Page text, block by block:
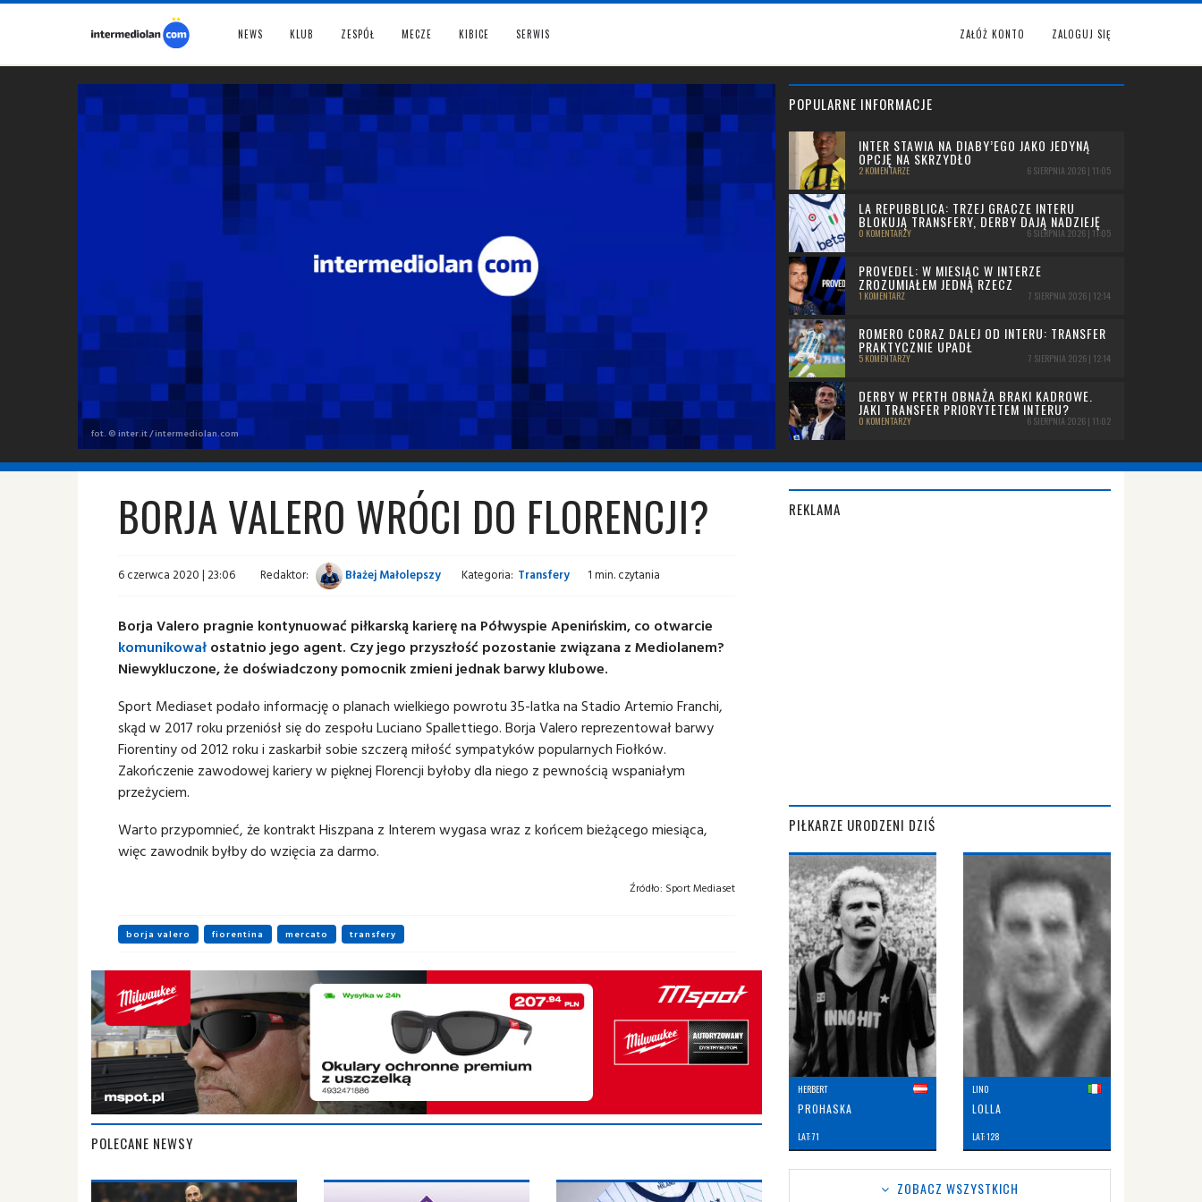
NEWS KLUB ZESPÓŁ MECZE KIBICE SERWIS ZAŁÓŻ KONTO ZALOGUJ SIĘ
fot. © inter.it / intermediolan.com
POPULARNE INFORMACJE
INTER STAWIA NA DIABY’EGO JAKO JEDYNĄ
OPCJĘ NA SKRZYDŁO
2 KOMENTARZE 6 SIERPNIA 2026 | 11:05
LA REPUBBLICA: TRZEJ GRACZE INTERU
BLOKUJĄ TRANSFERY, DERBY DAJĄ NADZIEJĘ
0 KOMENTARZY 6 SIERPNIA 2026 | 11:05
PROVEDEL: W MIESIĄC W INTERZE
ZROZUMIAŁEM JEDNĄ RZECZ
1 KOMENTARZ 7 SIERPNIA 2026 | 12:14
ROMERO CORAZ DALEJ OD INTERU: TRANSFER
PRAKTYCZNIE UPADŁ
5 KOMENTARZY 7 SIERPNIA 2026 | 12:14
DERBY W PERTH OBNAŻA BRAKI KADROWE.
JAKI TRANSFER PRIORYTETEM INTERU?
0 KOMENTARZY 6 SIERPNIA 2026 | 11:02
BORJA VALERO WRÓCI DO FLORENCJI?
6 czerwca 2020 | 23:06 Redaktor: Błażej Małolepszy Kategoria: Transfery 1 min. czytania
Borja Valero pragnie kontynuować piłkarską karierę na Półwyspie Apenińskim, co otwarcie
komunikował ostatnio jego agent. Czy jego przyszłość pozostanie związana z Mediolanem?
Niewykluczone, że doświadczony pomocnik zmieni jednak barwy klubowe.
Sport Mediaset podało informację o planach wielkiego powrotu 35-latka na Stadio Artemio Franchi,
skąd w 2017 roku przeniósł się do zespołu Luciano Spallettiego. Borja Valero reprezentował barwy
Fiorentiny od 2012 roku i zaskarbił sobie szczerą miłość sympatyków popularnych Fiołków.
Zakończenie zawodowej kariery w pięknej Florencji byłoby dla niego z pewnością wspaniałym
przeżyciem.
Warto przypomnieć, że kontrakt Hiszpana z Interem wygasa wraz z końcem bieżącego miesiąca,
więc zawodnik byłby do wzięcia za darmo.
Źródło: Sport Mediaset
borja valero fiorentina mercato transfery
POLECANE NEWSY
REKLAMA
PIŁKARZE URODZENI DZIŚ
HERBERT
PROHASKA
LAT: 71
LINO
LOLLA
LAT: 128
ZOBACZ WSZYSTKICH